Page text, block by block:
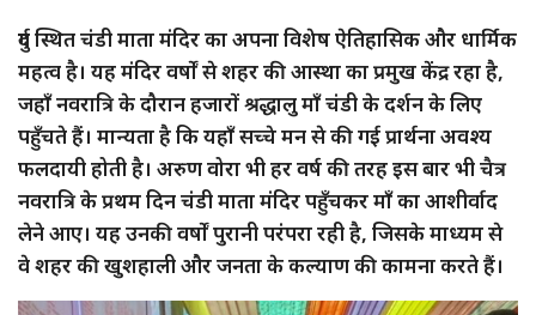
दुर्ग स्थित चंडी माता मंदिर का अपना विशेष ऐतिहासिक और धार्मिक
महत्व है। यह मंदिर वर्षों से शहर की आस्था का प्रमुख केंद्र रहा है,
जहाँ नवरात्रि के दौरान हजारों श्रद्धालु माँ चंडी के दर्शन के लिए
पहुँचते हैं। मान्यता है कि यहाँ सच्चे मन से की गई प्रार्थना अवश्य
फलदायी होती है। अरुण वोरा भी हर वर्ष की तरह इस बार भी चैत्र
नवरात्रि के प्रथम दिन चंडी माता मंदिर पहुँचकर माँ का आशीर्वाद
लेने आए। यह उनकी वर्षों पुरानी परंपरा रही है, जिसके माध्यम से
वे शहर की खुशहाली और जनता के कल्याण की कामना करते हैं।